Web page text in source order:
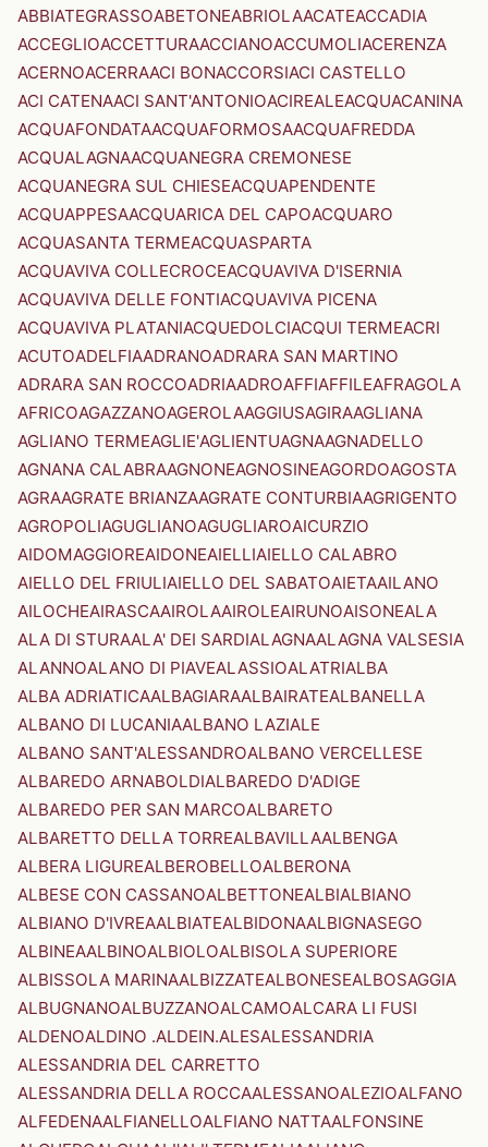
ABBIATEGRASSOABETONEABRIOLAACATEACCADIA
ACCEGLIOACCETTURAACCIANOACCUMOLIACERENZA
ACERNOACERRAACI BONACCORSIACI CASTELLO
ACI CATENAACI SANT'ANTONIOACIREALEACQUACANINA
ACQUAFONDATAACQUAFORMOSAACQUAFREDDA
ACQUALAGNAACQUANEGRA CREMONESE
ACQUANEGRA SUL CHIESEACQUAPENDENTE
ACQUAPPESAACQUARICA DEL CAPOACQUARO
ACQUASANTA TERMEACQUASPARTA
ACQUAVIVA COLLECROCEACQUAVIVA D'ISERNIA
ACQUAVIVA DELLE FONTIACQUAVIVA PICENA
ACQUAVIVA PLATANIACQUEDOLCIACQUI TERMEACRI
ACUTOADELFIAADRANOADRARA SAN MARTINO
ADRARA SAN ROCCOADRIAADROAFFIAFFILEAFRAGOLA
AFRICOAGAZZANOAGEROLAAGGIUSAGIRAAGLIANA
AGLIANO TERMEAGLIE'AGLIENTUAGNAAGNADELLO
AGNANA CALABRAAGNONEAGNOSINEAGORDOAGOSTA
AGRAAGRATE BRIANZAAGRATE CONTURBIAAGRIGENTO
AGROPOLIAGUGLIANOAGUGLIAROAICURZIO
AIDOMAGGIOREAIDONEAIELLIAIELLO CALABRO
AIELLO DEL FRIULIAIELLO DEL SABATOAIETAAILANO
AILOCHEAIRASCAAIROLAAIROLEAIRUNOAISONEALA
ALA DI STURAALA' DEI SARDIALAGNAALAGNA VALSESIA
ALANNOALANO DI PIAVEALASSIOALATRIALBA
ALBA ADRIATICAALBAGIARAALBAIRATEALBANELLA
ALBANO DI LUCANIAALBANO LAZIALE
ALBANO SANT'ALESSANDROALBANO VERCELLESE
ALBAREDO ARNABOLDIALBAREDO D'ADIGE
ALBAREDO PER SAN MARCOALBARETO
ALBARETTO DELLA TORREALBAVILLAALBENGA
ALBERA LIGUREALBEROBELLOALBERONA
ALBESE CON CASSANOALBETTONEALBIALBIANO
ALBIANO D'IVREAALBIATEALBIDONAALBIGNASEGO
ALBINEAALBINOALBIOLOALBISOLA SUPERIORE
ALBISSOLA MARINAALBIZZATEALBONESEALBOSAGGIA
ALBUGNANOALBUZZANOALCAMOALCARA LI FUSI
ALDENOALDINO .ALDEIN.ALESALESSANDRIA
ALESSANDRIA DEL CARRETTO
ALESSANDRIA DELLA ROCCAALESSANOALEZIOALFANO
ALFEDENAALFIANELLOALFIANO NATTAALFONSINE